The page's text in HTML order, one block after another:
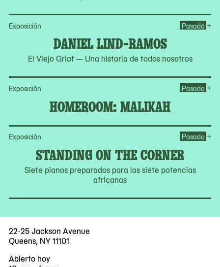
Exposición
DANIEL LIND-RAMOS
El Viejo Griot — Una historia de todos nosotros
Pasado +
Exposición
HOMEROOM: MALIKAH
Pasado +
Exposición
STANDING ON THE CORNER
Siete pianos preparados para las siete potencias
africanas
Pasado +
22-25 Jackson Avenue
Queens, NY 11101
Abierto hoy